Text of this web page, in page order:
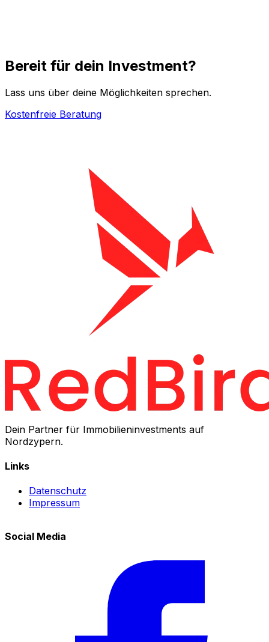
Bereit für dein Investment?
Lass uns über deine Möglichkeiten sprechen.
Kostenfreie Beratung
Dein Partner für Immobilieninvestments auf
Nordzypern.
Links
Datenschutz
Impressum
Social Media